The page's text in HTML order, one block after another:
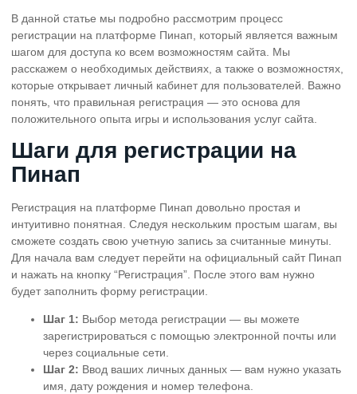
В данной статье мы подробно рассмотрим процесс
регистрации на платформе Пинап, который является важным
шагом для доступа ко всем возможностям сайта. Мы
расскажем о необходимых действиях, а также о возможностях,
которые открывает личный кабинет для пользователей. Важно
понять, что правильная регистрация — это основа для
положительного опыта игры и использования услуг сайта.
Шаги для регистрации на
Пинап
Регистрация на платформе Пинап довольно простая и
интуитивно понятная. Следуя нескольким простым шагам, вы
сможете создать свою учетную запись за считанные минуты.
Для начала вам следует перейти на официальный сайт Пинап
и нажать на кнопку “Регистрация”. После этого вам нужно
будет заполнить форму регистрации.
Шаг 1: Выбор метода регистрации — вы можете
зарегистрироваться с помощью электронной почты или
через социальные сети.
Шаг 2: Ввод ваших личных данных — вам нужно указать
имя, дату рождения и номер телефона.